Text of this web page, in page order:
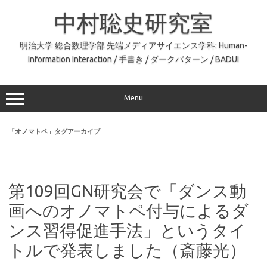
中村聡史研究室
明治大学 総合数理学部 先端メディアサイエンス学科: Human-
Information Interaction / 手書き / ダークパターン / BADUI
Menu
「オノマトペ」タグアーカイブ
第109回GN研究会で「ダンス動
画へのオノマトペ付与によるダ
ンス習得促進手法」というタイ
トルで発表しました（斎藤光）